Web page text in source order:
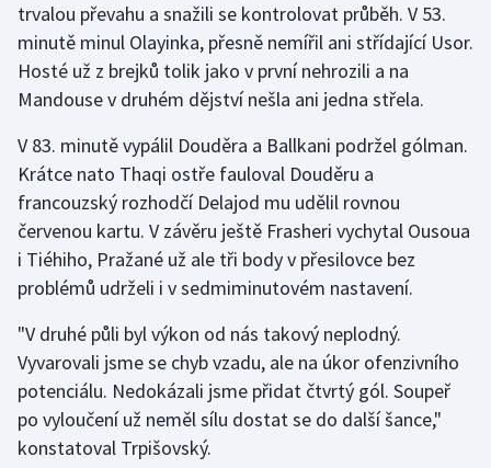
trvalou převahu a snažili se kontrolovat průběh. V 53.
minutě minul Olayinka, přesně nemířil ani střídající Usor.
Hosté už z brejků tolik jako v první nehrozili a na
Mandouse v druhém dějství nešla ani jedna střela.
V 83. minutě vypálil Douděra a Ballkani podržel gólman.
Krátce nato Thaqi ostře fauloval Douděru a
francouzský rozhodčí Delajod mu udělil rovnou
červenou kartu. V závěru ještě Frasheri vychytal Ousoua
i Tiéhiho, Pražané už ale tři body v přesilovce bez
problémů udrželi i v sedmiminutovém nastavení.
"V druhé půli byl výkon od nás takový neplodný.
Vyvarovali jsme se chyb vzadu, ale na úkor ofenzivního
potenciálu. Nedokázali jsme přidat čtvrtý gól. Soupeř
po vyloučení už neměl sílu dostat se do další šance,"
konstatoval Trpišovský.